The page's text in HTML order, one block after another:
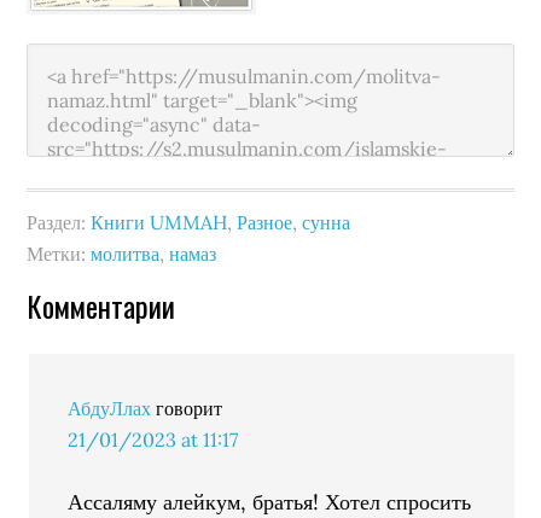
Раздел:Книги UMMAH,Разное,сунна
Метки:молитва,намаз
Комментарии
АбдуЛлах говорит
21/01/2023 at 11:17
Ассаляму алейкум, братья! Хотел спросить